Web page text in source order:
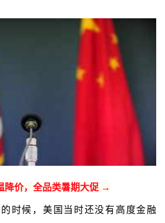
降价，全品类暑期大促 →
的时候，美国当时还没有高度金融